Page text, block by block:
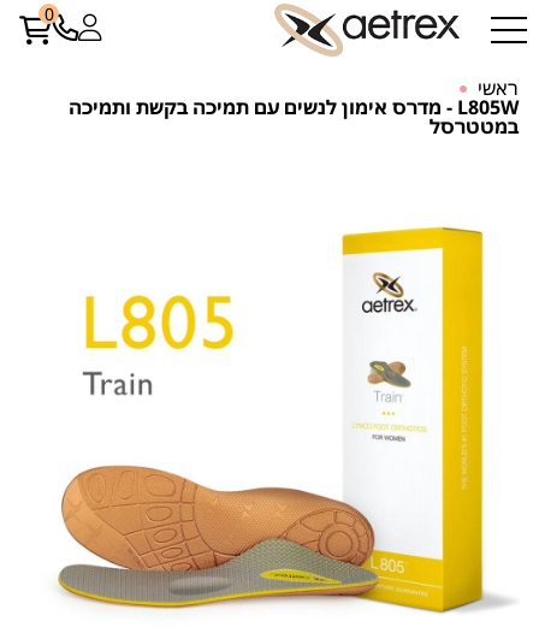
0
ראשי
L805W - מדרס אימון לנשים עם תמיכה בקשת ותמיכה
במטטרסל